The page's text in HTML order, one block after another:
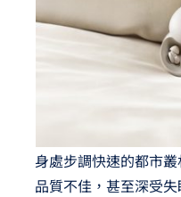
身處步調快速的都市
品質不佳，甚至深受